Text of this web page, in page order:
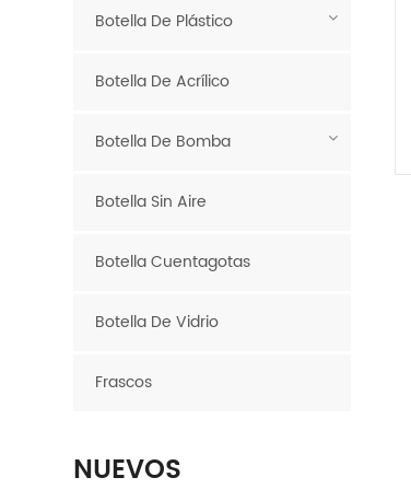
Botella De Plástico
Botella De Acrílico
Botella De Bomba
Botella Sin Aire
Botella Cuentagotas
Botella De Vidrio
Frascos
NUEVOS